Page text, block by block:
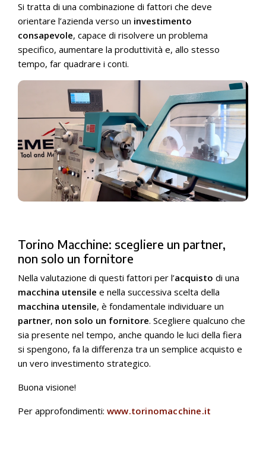
Si tratta di una combinazione di fattori che deve
orientare l’azienda verso un investimento
consapevole, capace di risolvere un problema
specifico, aumentare la produttività e, allo stesso
tempo, far quadrare i conti.
Torino Macchine: scegliere un partner,
non solo un fornitore
Nella valutazione di questi fattori per l’acquisto di una
macchina utensile e nella successiva scelta della
macchina utensile, è fondamentale individuare un
partner, non solo un fornitore. Scegliere qualcuno che
sia presente nel tempo, anche quando le luci della fiera
si spengono, fa la differenza tra un semplice acquisto e
un vero investimento strategico.
Buona visione!
Per approfondimenti: www.torinomacchine.it